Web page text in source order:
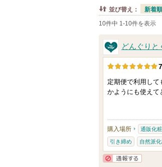
並び替え： 新着順
10件中 1-10件を表示
どんぐりと
7
定期便で利用し
かようにも使えて
購入場所 通販化
引き締め 自然派